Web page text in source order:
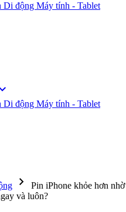
Di động Máy tính - Tablet
Di động Máy tính - Tablet
chevron_right
Pin iPhone khỏe hơn
và luôn?